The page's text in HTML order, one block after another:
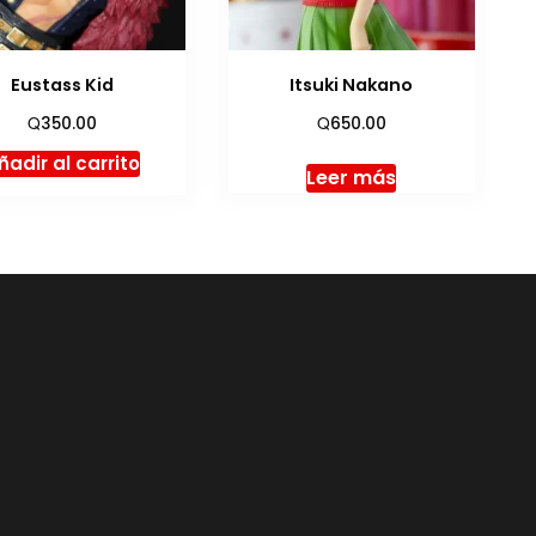
Eustass Kid
Q350.00
al carrito
Itsuki Nakano
Q650.00
Leer más